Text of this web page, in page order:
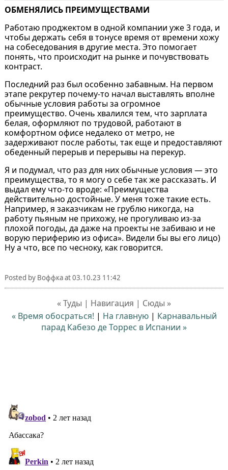
ОБМЕНЯЛИСЬ ПРЕИМУЩЕСТВАМИ
Работаю проджектом в одной компании уже 3 года, и
чтобы держать себя в тонусе время от времени хожу
на собеседования в другие места. Это помогает
понять, что происходит на рынке и почувствовать
контраст.
Последний раз был особенно забавным. На первом
этапе рекрутер почему-то начал выставлять вполне
обычные условия работы за огромное
преимущество. Очень хвалился тем, что зарплата
белая, оформляют по трудовой, работают в
комфортном офисе недалеко от метро, не
задерживают после работы, так еще и предоставляют
обеденный перерыв и перерывы на перекур.
Я и подумал, что раз для них обычные условия — это
преимущества, то я могу о себе так же рассказать. И
выдал ему что-то вроде: «Преимущества
действительно достойные. У меня тоже такие есть.
Например, я заказчикам не грублю никогда, на
работу пьяным не прихожу, не прогуливаю из-за
плохой погоды, да даже на проекты не забиваю и не
ворую периферию из офиса». Видели бы вы его лицо)
Ну а что, все по чесноку, как говорится.
Posted by Воффкаat03.10.23 11:42
« Туды | Навигация | Сюды »
« Время обосраться! | На главную| Карнавальный
парад Кабезо де Торрес в Испании »